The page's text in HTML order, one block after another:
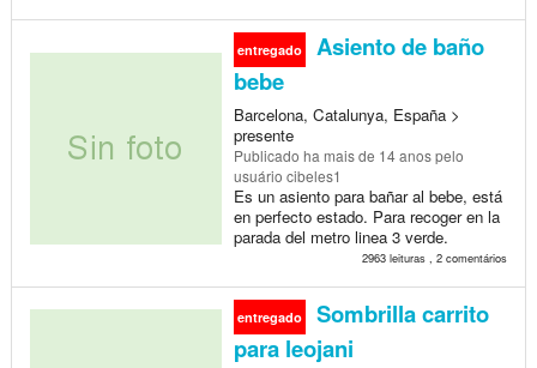
entregado
Asiento de baño
bebe
Barcelona, Catalunya, España >
presente
Publicado ha mais de 14 anospelo
usuário cibeles1
Es un asiento para bañar al bebe, está
en perfecto estado. Para recoger en la
parada del metro linea 3 verde.
2963 leituras , 2 comentários
entregado
Sombrilla carrito
para leojani